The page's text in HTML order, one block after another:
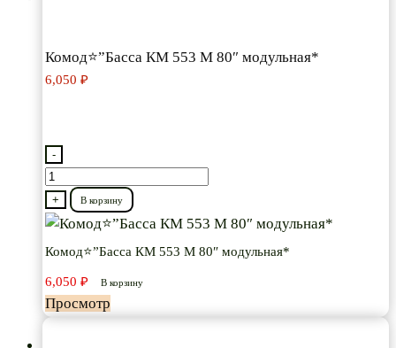
Комод⭐”Басса КМ 553 М 80″ модульная*
6,050 ₽
-
Количество
товара
Комод⭐”Басса
М
80″
+ В корзину
Комод⭐”Басса КМ 553 М 80″ модульная*
6,050 ₽ В корзину
Просмотр